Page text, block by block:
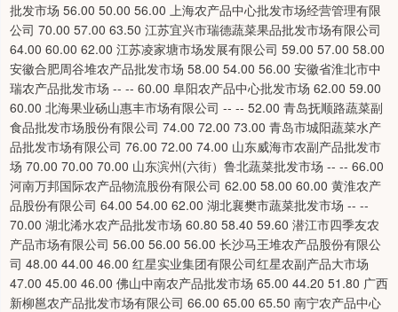
批发市场 56.00 50.00 56.00 上海农产品中心批发市场经营管理有限
公司 70.00 57.00 63.50 江苏宜兴市瑞德蔬菜果品批发市场有限公司
64.00 60.00 62.00 江苏凌家塘市场发展有限公司 59.00 57.00 58.00
安徽合肥周谷堆农产品批发市场 58.00 54.00 56.00 安徽省淮北市中
瑞农产品批发市场 -- -- 60.00 阜阳农产品中心批发市场 62.00 59.00
60.00 北海果业砀山惠丰市场有限公司 -- -- 52.00 青岛抚顺路蔬菜副
食品批发市场股份有限公司 74.00 72.00 73.00 青岛市城阳蔬菜水产
品批发市场有限公司 76.00 72.00 74.00 山东威海市农副产品批发市
场 70.00 70.00 70.00 山东滨州(六街）鲁北蔬菜批发市场 -- -- 66.00
河南万邦国际农产品物流股份有限公司 62.00 58.00 60.00 黄淮农产
品股份有限公司 64.00 54.00 62.00 湖北襄樊市蔬菜批发市场 -- --
70.00 湖北浠水农产品批发市场 60.80 58.40 59.60 潜江市四季友农
产品市场有限公司 56.00 56.00 56.00 长沙马王堆农产品股份有限公
司 48.00 44.00 46.00 红星实业集团有限公司红星农副产品大市场
47.00 45.00 46.00 佛山中南农产品批发市场 65.00 44.20 51.80 广西
新柳邕农产品批发市场有限公司 66.00 65.00 65.50 南宁农产品中心